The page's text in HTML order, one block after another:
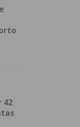
42